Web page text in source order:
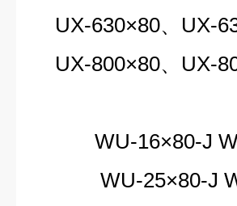
UX-630×80、UX-
UX-800×80、UX-
WU-16×80-J
WU-25×80-J